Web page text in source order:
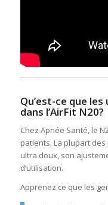
Qu’est-ce que
dans l’AirFit N20?
Chez Apnée Santé, le
patients. La plupart
ultra doux, son
d’utilisation.
Apprenez ce que les